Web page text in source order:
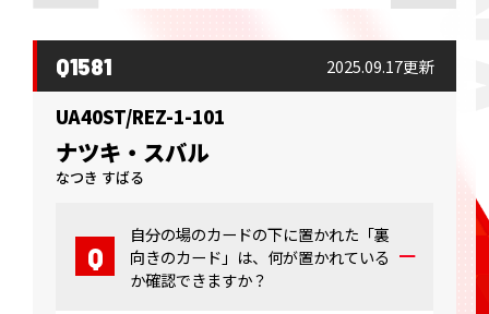
Q1581 2025.09.17更新
UA40ST/REZ-1-101
ナツキ・スバル
なつき すばる
自分の場のカードの下に置かれた「裏
向きのカード」は、何が置かれている
か確認できますか？